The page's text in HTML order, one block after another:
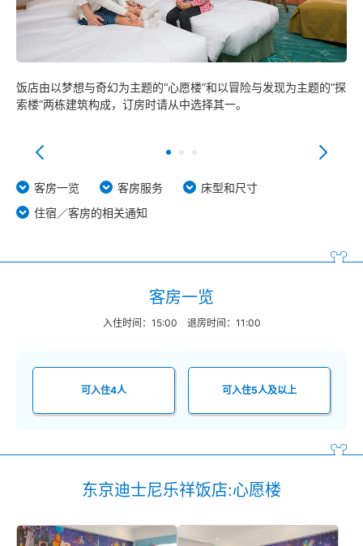
东京迪士尼海洋观海景大饭店
饭店由以梦想与奇幻为主题的“心愿楼”和以冒险与发现为主题的“探
索楼”两栋建筑构成，订房时请从中选择其一。
客房一览 客房服务
床型和尺寸
住宿／客房的相关通知
客房一览
入住时间：15:00 退房时间：11:00
可入住4人 可入住5人及以上
东京迪士尼乐祥饭店:心愿楼